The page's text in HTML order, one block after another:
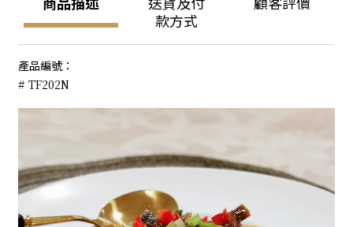
商品描述
送貨及付
款方式
顧客評價
產品編號：
# TF202N